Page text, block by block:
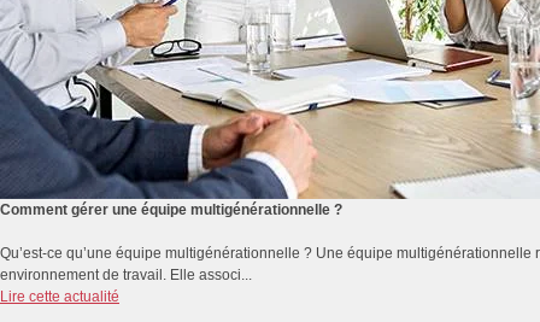
Comment gérer une équipe multigénérationnelle ?
Qu’est-ce qu’une équipe multigénérationnelle ? Une équipe
environnement de travail. Elle associ...
Lire cette actualité